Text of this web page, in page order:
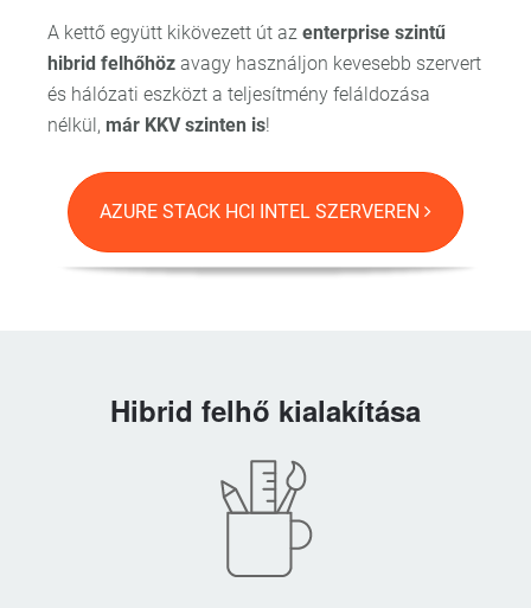
A kettő együtt kikövezett út az enterprise szintű
hibrid felhőhöz avagy használjon kevesebb szervert
és hálózati eszközt a teljesítmény feláldozása
nélkül, már KKV szinten is!
AZURE STACK HCI INTEL SZERVEREN
Hibrid felhő kialakítása